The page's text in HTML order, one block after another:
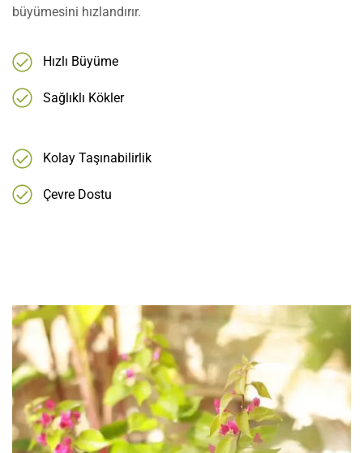
büyümesini hızlandırır.
Hızlı Büyüme
Sağlıklı Kökler
Kolay Taşınabilirlik
Çevre Dostu